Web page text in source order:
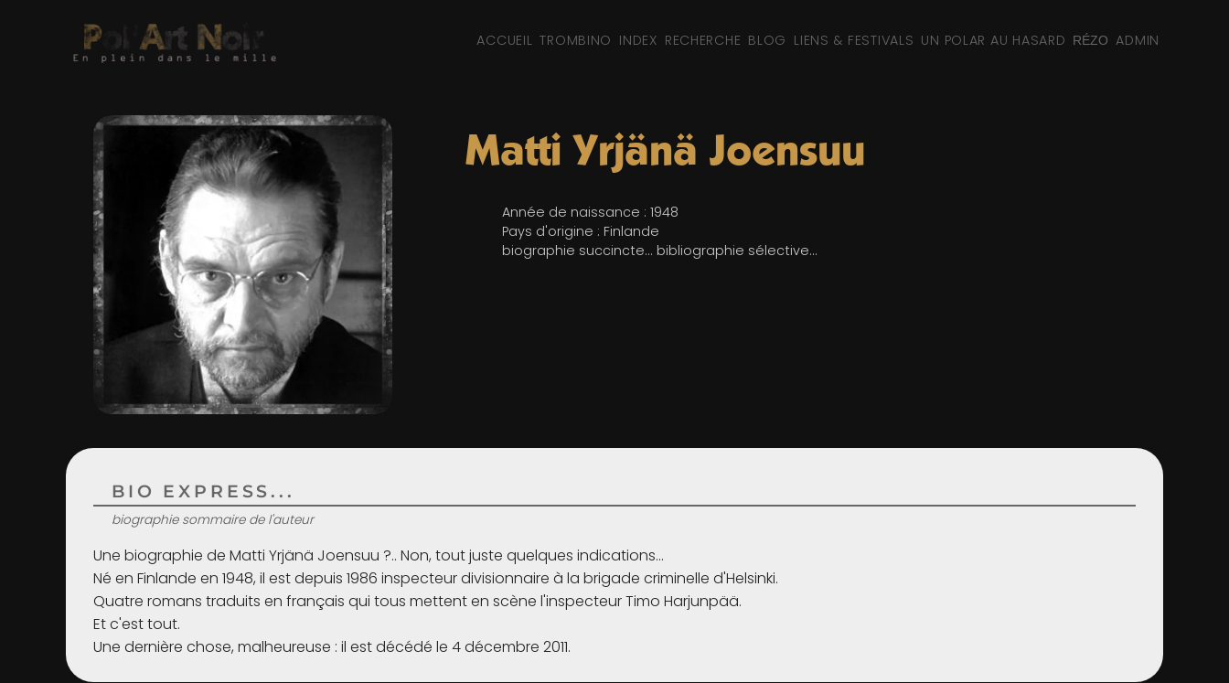
ACCUEIL TROMBINO INDEX RECHERCHE BLOG LIENS & FESTIVALS UN POLAR AU HASARD RÉZO ADMIN
Matti Yrjänä Joensuu
Année de naissance : 1948
Pays d'origine : Finlande
biographie succincte... bibliographie sélective...
BIO EXPRESS...
biographie sommaire de l'auteur
Une biographie de Matti Yrjänä Joensuu ?.. Non, tout juste quelques indications...
Né en Finlande en 1948, il est depuis 1986 inspecteur divisionnaire à la brigade criminelle d'Helsinki.
Quatre romans traduits en français qui tous mettent en scène l'inspecteur Timo Harjunpää.
Et c'est tout.
Une dernière chose, malheureuse : il est décédé le 4 décembre 2011.